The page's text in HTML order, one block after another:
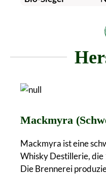
Mackmyra
Mackmyra ist eine
Whisky Destillerie,
Die Brennerei